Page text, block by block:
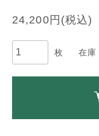
24,200円(税込)
枚 在庫